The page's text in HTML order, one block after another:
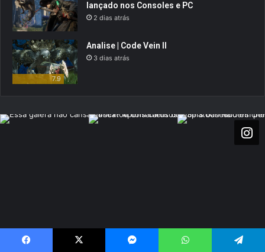
lançado nos Consoles e PC
2 dias atrás
7.9
Analise | Code Vein II
3 dias atrás
Visite também